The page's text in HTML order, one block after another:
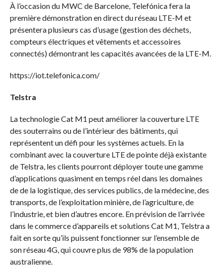
À l’occasion du MWC de Barcelone, Telefónica fera la
première démonstration en direct du réseau LTE-M et
présentera plusieurs cas d’usage (gestion des déchets,
compteurs électriques et vêtements et accessoires
connectés) démontrant les capacités avancées de la LTE-M.
https://iot.telefonica.com/
Telstra
La technologie Cat M1 peut améliorer la couverture LTE
des souterrains ou de l’intérieur des bâtiments, qui
représentent un défi pour les systèmes actuels. En la
combinant avec la couverture LTE de pointe déjà existante
de Telstra, les clients pourront déployer toute une gamme
d’applications quasiment en temps réel dans les domaines
de de la logistique, des services publics, de la médecine, des
transports, de l’exploitation minière, de l’agriculture, de
l’industrie, et bien d’autres encore. En prévision de l’arrivée
dans le commerce d’appareils et solutions Cat M1, Telstra a
fait en sorte qu’ils puissent fonctionner sur l’ensemble de
son réseau 4G, qui couvre plus de 98% de la population
australienne.